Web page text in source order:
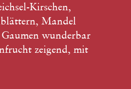
Kirschen,
Mandel
wunderbar
zeigend, mit